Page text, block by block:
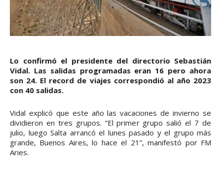
Lo confirmó el presidente del directorio Sebastián
Vidal. Las salidas programadas eran 16 pero ahora
son 24. El record de viajes correspondió al año 2023
con 40 salidas.
Vidal explicó que este año las vacaciones de invierno se
dividieron en tres grupos. “El primer grupo salió el 7 de
julio, luego Salta arrancó el lunes pasado y el grupo más
grande, Buenos Aires, lo hace el 21”, manifestó por FM
Aries.